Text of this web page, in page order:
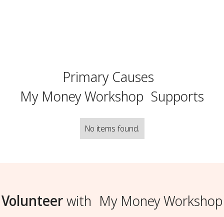
Primary Causes
My Money Workshop Supports
No items found.
Volunteerwith My Money Workshop